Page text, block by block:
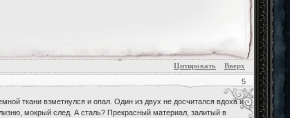
Цитировать Вверх
5
ткани взметнулся и опал. Один из двух не досчитался вдоха и
мокрый след. А сталь? Прекрасный материал, залитый в